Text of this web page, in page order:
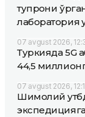
тупроқни
лаборатория
07 avgust 2026,
Туркияда 5G
44,5
07 avgust 2026,
Шимолий